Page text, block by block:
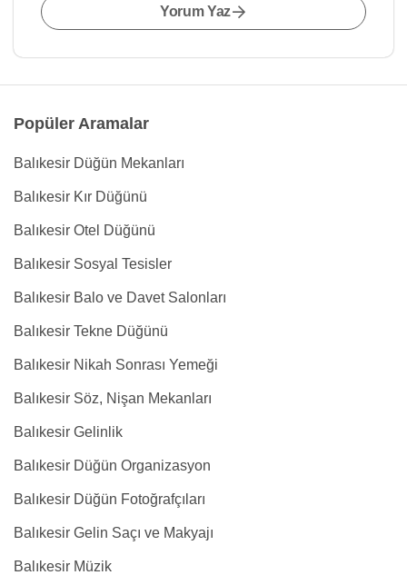
Yorum Yaz
Popüler Aramalar
Balıkesir Düğün Mekanları
Balıkesir Kır Düğünü
Balıkesir Otel Düğünü
Balıkesir Sosyal Tesisler
Balıkesir Balo ve Davet Salonları
Balıkesir Tekne Düğünü
Balıkesir Nikah Sonrası Yemeği
Balıkesir Söz, Nişan Mekanları
Balıkesir Gelinlik
Balıkesir Düğün Organizasyon
Balıkesir Düğün Fotoğrafçıları
Balıkesir Gelin Saçı ve Makyajı
Balıkesir Müzik